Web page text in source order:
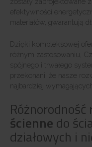
efektywności
materiałów, gwarantują
Dzięki kompleksowej
różnym zastosowaniu,
spójnego i trwałego
przekonani, że nasze
najbardziej
ścienne do
działowych i